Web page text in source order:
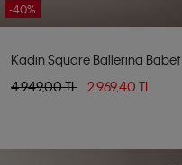
-40%
Kadın Square Ballerina Babet
4.949,00 TL
2.969,40 TL